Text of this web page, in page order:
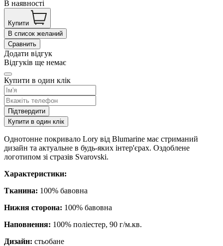
В наявності
Купити
В список желаний
Сравнить
Додати відгук
Відгуків ще немає
Купити в один клік
Підтвердити
Купити в один клік
Однотонне покривало Lory від Blumarine має стриманий
дизайн та актуальне в будь-яких інтер'єрах. Оздоблене
логотипом зі стразів Svarovski.
Характеристики:
Тканина: 100% бавовна
Нижня сторона: 100% бавовна
Наповнення: 100% поліестер, 90 г/м.кв.
Дизайн: стьобане